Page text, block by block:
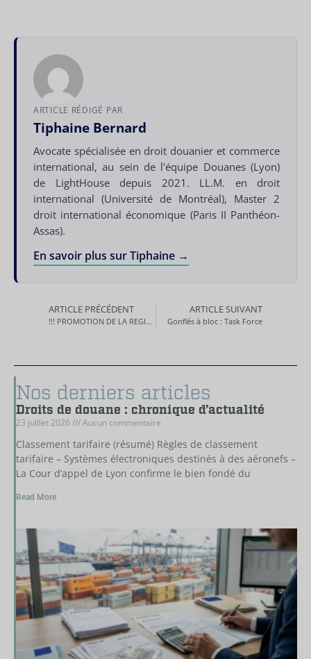
ARTICLE RÉDIGÉ PAR
Tiphaine Bernard
Avocate spécialisée en droit douanier et commerce
international, au sein de l'équipe Douanes (Lyon)
de LightHouse depuis 2021. LL.M. en droit
international (Université de Montréal), Master 2
droit international économique (Paris II Panthéon-
Assas).
En savoir plus sur Tiphaine →
ARTICLE PRÉCÉDENT
!!! PROMOTION DE LA REGION RHONE ALPES AUVERGNE !!!
ARTICLE SUIVANT
Gonflés à bloc : Task Force
Nos derniers articles
Droits de douane : chronique d’actualité
23 juillet 2026 Aucun commentaire
Classement tarifaire (résumé) Règles de classement
tarifaire – Systèmes électroniques destinés à des aéronefs –
La Cour d’appel de Lyon confirme le bien fondé du
Read More